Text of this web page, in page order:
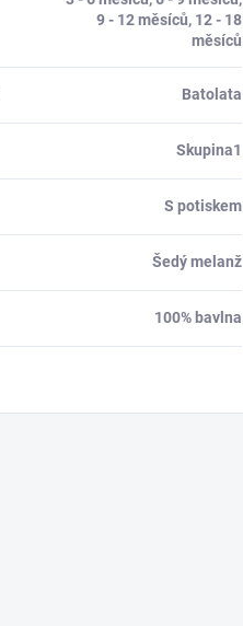
9 - 12 měsíců, 12 - 18
měsíců
Batolata
Skupina1
S potiskem
Šedý melanž
100% bavlna